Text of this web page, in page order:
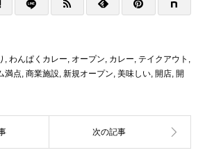
わんぱくカレー オープン カレー テイクアウト
満点 商業施設 新規オープン 美味しい 開店 開